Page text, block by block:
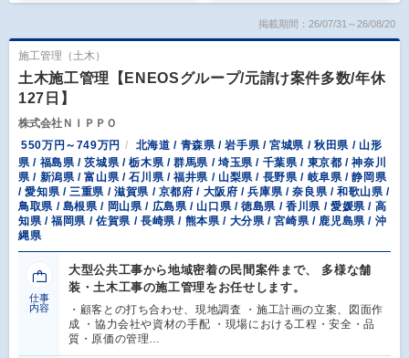
掲載期間：26/07/31～26/08/20
施工管理（土木）
土木施工管理【ENEOSグループ/元請け案件多数/年休
127日】
株式会社ＮＩＰＰＯ
550万円～749万円
北海道 / 青森県 / 岩手県 / 宮城県 / 秋田県 / 山形
県 / 福島県 / 茨城県 / 栃木県 / 群馬県 / 埼玉県 / 千葉県 / 東京都 / 神奈川
県 / 新潟県 / 富山県 / 石川県 / 福井県 / 山梨県 / 長野県 / 岐阜県 / 静岡県
/ 愛知県 / 三重県 / 滋賀県 / 京都府 / 大阪府 / 兵庫県 / 奈良県 / 和歌山県 /
鳥取県 / 島根県 / 岡山県 / 広島県 / 山口県 / 徳島県 / 香川県 / 愛媛県 / 高
知県 / 福岡県 / 佐賀県 / 長崎県 / 熊本県 / 大分県 / 宮崎県 / 鹿児島県 / 沖
縄県
仕事
内容
大型公共工事から地域密着の民間案件まで、 多様な舗
装・土木工事の施工管理をお任せします。
・顧客との打ち合わせ、現地調査 ・施工計画の立案、図面作
成 ・協力会社や資材の手配 ・現場における工程・安全・品
質・原価の管理…